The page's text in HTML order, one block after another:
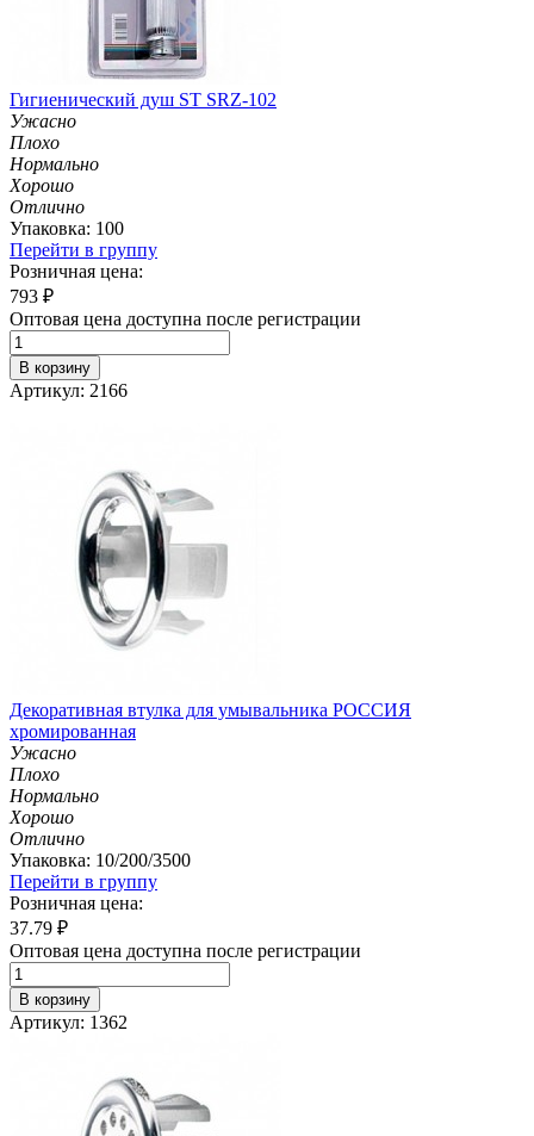
Гигиенический душ ST SRZ-102
Ужасно
Плохо
Нормально
Хорошо
Отлично
Упаковка: 100
Перейти в группу
Розничная цена:
793 ₽
Оптовая цена доступна после регистрации
В корзину
Артикул: 2166
Декоративная втулка для умывальника РОССИЯ
хромированная
Ужасно
Плохо
Нормально
Хорошо
Отлично
Упаковка: 10/200/3500
Перейти в группу
Розничная цена:
37.79 ₽
Оптовая цена доступна после регистрации
В корзину
Артикул: 1362